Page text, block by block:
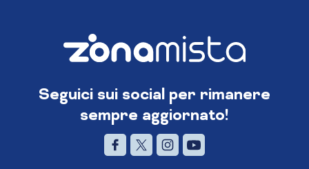
Seguici sui social per rimanere
sempre aggiornato!